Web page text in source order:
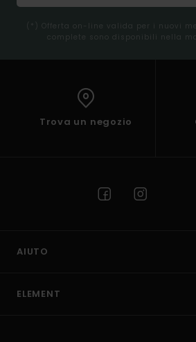
(*) Offerta on-line valida per i nuovi
complete sono disponibili nella
Trova un negozio
AIUTO
ELEMENT